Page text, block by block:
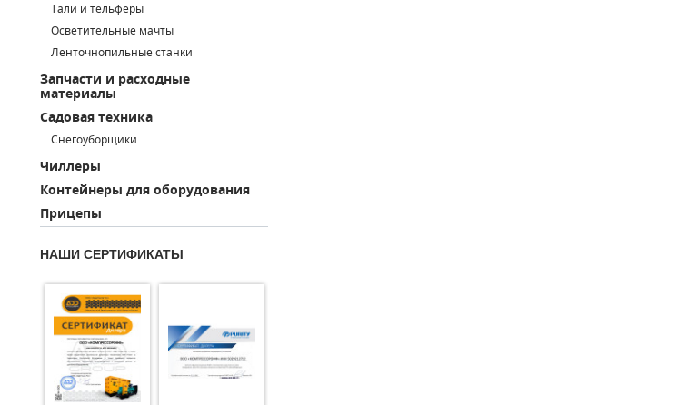
Тали и тельферы
Осветительные мачты
Ленточнопильные станки
Запчасти и расходные
материалы
Садовая техника
Снегоуборщики
Чиллеры
Контейнеры для оборудования
Прицепы
НАШИ СЕРТИФИКАТЫ
ДЕТАЛИ ПОРШНЕВЫХ КОМПРЕССОРОВ
ДЕТАЛИ СПИРАЛЬНЫХ КОМПРЕССОРОВ
ДЕТАЛИ НАСОСНОЙ ЧАСТИ
ДЕТАЛИ ПОГРУЖНЫХ НАСОСОВ
ШЛАНГИ ДЛЯ МОТОПОМП
ДЛЯ ВАКУУМНЫХ НАСОСОВ